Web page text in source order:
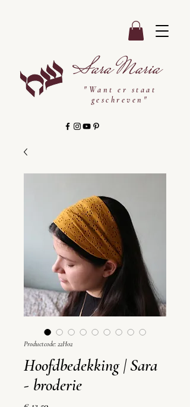
Sara Maria
"Want er staat
geschreven"
Productcode: 22H02
Hoofdbedekking | Sara
- broderie